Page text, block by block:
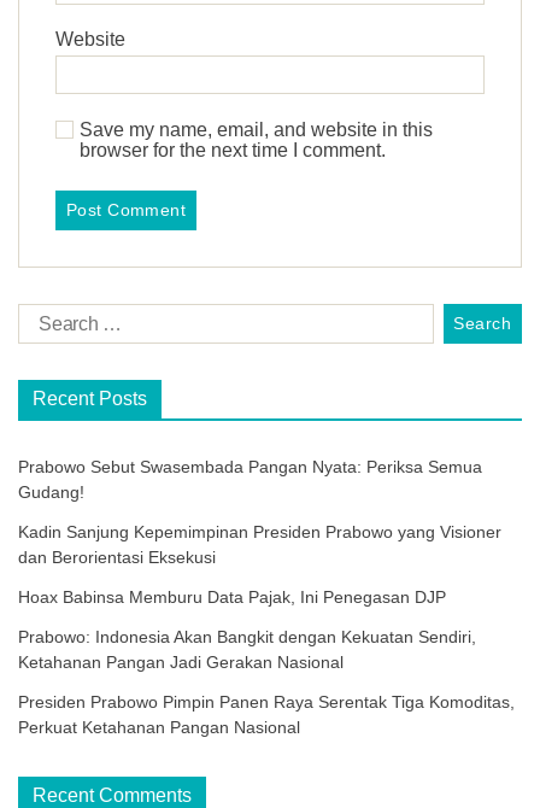
Website
Save my name, email, and website in this
browser for the next time I comment.
Recent Posts
Prabowo Sebut Swasembada Pangan Nyata: Periksa Semua
Gudang!
Kadin Sanjung Kepemimpinan Presiden Prabowo yang Visioner
dan Berorientasi Eksekusi
Hoax Babinsa Memburu Data Pajak, Ini Penegasan DJP
Prabowo: Indonesia Akan Bangkit dengan Kekuatan Sendiri,
Ketahanan Pangan Jadi Gerakan Nasional
Presiden Prabowo Pimpin Panen Raya Serentak Tiga Komoditas,
Perkuat Ketahanan Pangan Nasional
Recent Comments